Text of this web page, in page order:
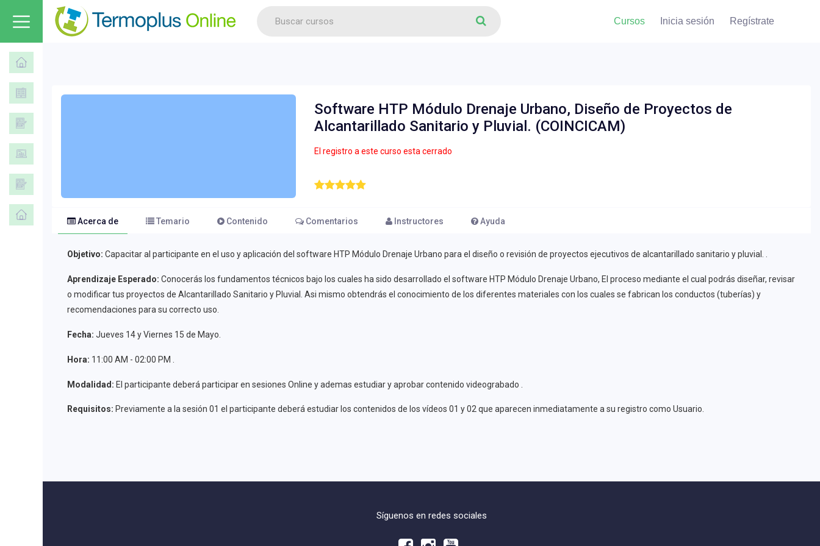
Cursos Inicia sesión Regístrate
Software HTP Módulo Drenaje Urbano, Diseño de Proyectos de
Alcantarillado Sanitario y Pluvial. (COINCICAM)
El registro a este curso esta cerrado
Acerca de Temario Contenido Comentarios Instructores Ayuda
Objetivo: Capacitar al participante en el uso y aplicación del software HTP Módulo Drenaje Urbano para el diseño o revisión de proyectos ejecutivos de alcantarillado sanitario y pluvial. .
Aprendizaje Esperado: Conocerás los fundamentos técnicos bajo los cuales ha sido desarrollado el software HTP Módulo Drenaje Urbano, El proceso mediante el cual podrás diseñar, revisar
o modificar tus proyectos de Alcantarillado Sanitario y Pluvial. Asi mismo obtendrás el conocimiento de los diferentes materiales con los cuales se fabrican los conductos (tuberías) y
recomendaciones para su correcto uso.
Fecha: Jueves 14 y Viernes 15 de Mayo.
Hora: 11:00 AM - 02:00 PM .
Modalidad: El participante deberá participar en sesiones Online y ademas estudiar y aprobar contenido videograbado .
Requisitos: Previamente a la sesión 01 el participante deberá estudiar los contenidos de los vídeos 01 y 02 que aparecen inmediatamente a su registro como Usuario.
Síguenos en redes sociales